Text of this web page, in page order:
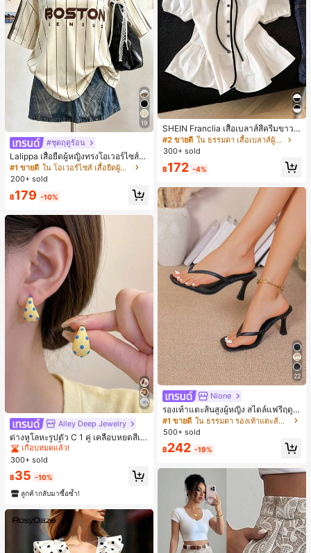
19
#ชุดฤดูร้อน
Lalippa เสื้อยืดผู้หญิงทรงโอเวอร์ไซส์ค
วามยาวกลาง คอกลม ไหล่ตก ลายพิมพ์
ตัวอักษรและลายทางแนวตั้ง สไตล์แฟชั่
#1 ขายดี
ใน โอเวอร์ไซส์ เสื้อยืดผู้หญิง
200+ sold
฿179 -10%
Alley Deep Jewelry
ต่างหูโลหะรูปตัว C 1 คู่ เคลือบหยดสีเห
ลือง ลายจุดสีน้ำเงิน สไตล์ยุโรปและอเม
ริกัน แฟชั่นส่วนตัว หวานและสง่างาม
สำหรับผู้หญิงและเด็กหญิง สำหรับการเ
ดินทาง งานแต่งงาน ปาร์ตี้ วันเกิด ของ
#1 ขายดี ใน โบโฮ ต่างหูผู้หญิง
เกือบหมดแล้ว!
#1 ขายดี ใน โบโฮ ต่างหูผู้หญิง
เกือบหมดแล้ว!
#1 ขายดี ใน โบโฮ ต่างหูผู้หญิง
เกือบหมดแล้ว!
#1 ขายดี
ใน โบโฮ ต่างหูผู้หญิง
300+ sold
฿35 -10%
ลูกค้ากลับมาซื้อซ้ำ!
SHEIN Franclia เสื้อเบลาส์สีครีมขาวนุ่
มนวล เอวรูด, แต่งขอบตัดกัน + โบว์ผูก,
แขนพอง จับคู่กับกระโปรงชายระบาย,
กวัน
#2 ขายดี
ใน ธรรมดา เสื้อเบลาส์ผู้หญิง
300+ sold
฿172 -4%
22
Nione
รองเท้าแตะส้นสูงผู้หญิง สไตล์แฟรี่ฤดูร้
อน ส้นบาง แบบคีบ แต่งสายคาดผม รอ
งเท้าแตะชายหาดสำหรับเที่ยวพักผ่อน
แฟชั่นสายไขว้ สำหรับเดทไนท์
#1 ขายดี
ใน ธรรมดา รองเท้าแตะส้นสูงผู้หญิง
500+ sold
฿242 -19%